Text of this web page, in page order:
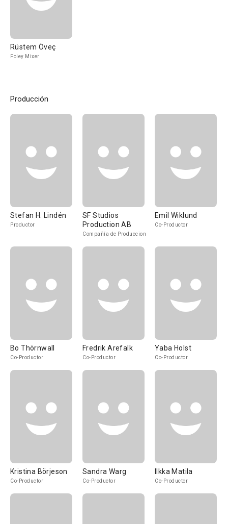
Rüstem Öveç
Foley Mixer
Producción
Stefan H. Lindén
Productor
SF Studios
Production AB
Compañía de Produccion
Emil Wiklund
Co-Productor
Bo Thörnwall
Co-Productor
Fredrik Arefalk
Co-Productor
Yaba Holst
Co-Productor
Kristina Börjeson
Co-Productor
Sandra Warg
Co-Productor
Ilkka Matila
Co-Productor